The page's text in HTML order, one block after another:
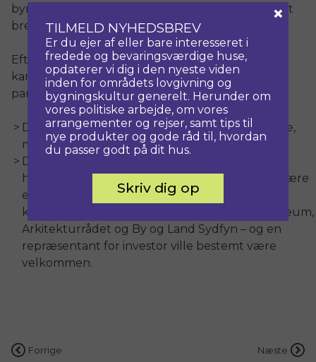
byrådet til en drøftelse af sagen. Vi har brug for et
bredt forlig, og det vil jeg gøre mit til, at vi når.
Efterfølgende kan vi drøfte, om vi som politikere
kan gøre det bedre en anden gang, og her er et
par oplagte forbedringsmuligheder:
Det er en god idé at samle gruppeformændene,
men det skulle være gjort for længe siden.
Det er selvfølgelig godt, at vi får skriftlige
høringssvar fra sagkundskaben. Men det ville være
endnu bedre med et temamøde, hvor byrådet
kunne gå i direkte dialog med Svendborg Museum,
Arkitekturrådet og By og Land Sydfyn – og en
repræsentant for investor ville bestemt være
velkommen.
Indlægsnavigation
Forrige Næste
TILMELD NYHEDSBREV
Er du ejer af eller bare interesseret i
fredede og bevaringsværdige huse,
opdaterer vi dig i den nyeste viden
inden for områdets lovgivning og
bygningskultur generelt. Herunder om
vores politiske arbejde, om vores
arrangementer og rejser, samt tips til
nye produkter og gode råd til, hvordan
du passer godt på dit hus.
Skriv dig op
×